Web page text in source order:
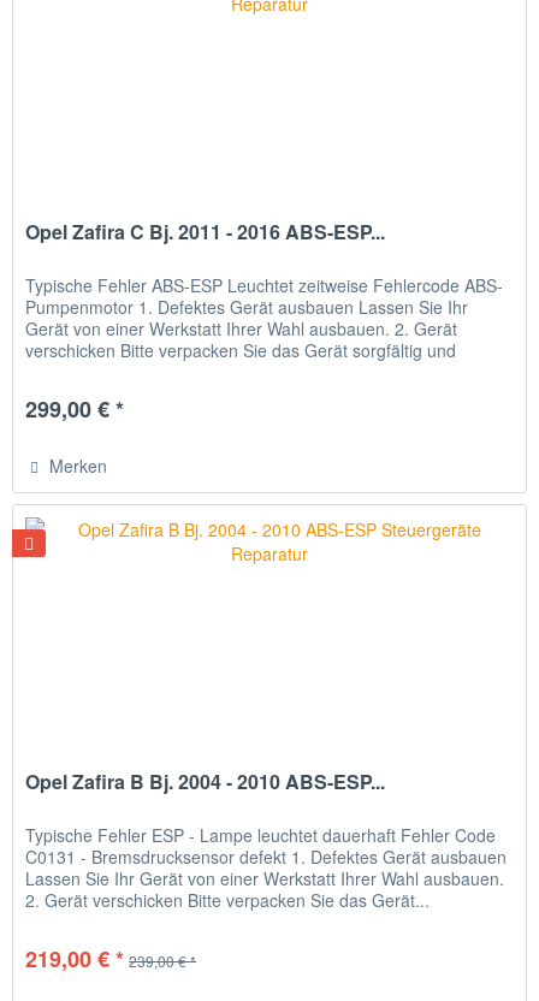
Opel Zafira C Bj. 2011 - 2016 ABS-ESP...
Typische Fehler ABS-ESP Leuchtet zeitweise Fehlercode ABS-
Pumpenmotor 1. Defektes Gerät ausbauen Lassen Sie Ihr
Gerät von einer Werkstatt Ihrer Wahl ausbauen. 2. Gerät
verschicken Bitte verpacken Sie das Gerät sorgfältig und
299,00 € *
Merken
Opel Zafira B Bj. 2004 - 2010 ABS-ESP...
Typische Fehler ESP - Lampe leuchtet dauerhaft Fehler Code
C0131 - Bremsdrucksensor defekt 1. Defektes Gerät ausbauen
Lassen Sie Ihr Gerät von einer Werkstatt Ihrer Wahl ausbauen.
2. Gerät verschicken Bitte verpacken Sie das Gerät...
219,00 € * 239,00 € *